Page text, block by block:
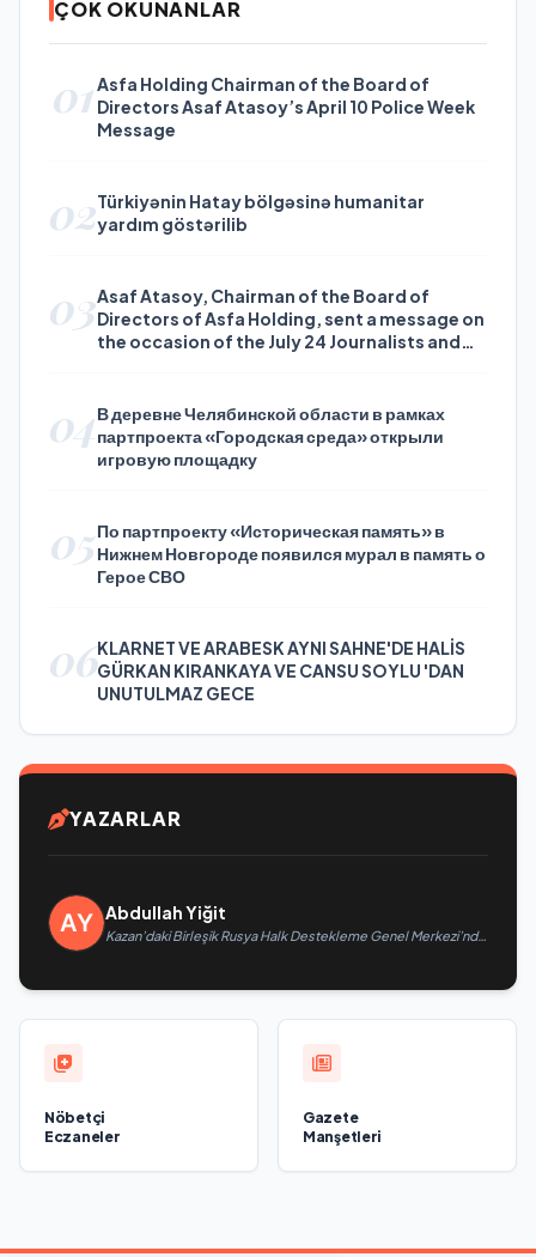
ÇOK OKUNANLAR
01Asfa Holding Chairman of the Board of
Directors Asaf Atasoy’s April 10 Police Week
Message
02Türkiyənin Hatay bölgəsinə humanitar
yardım göstərilib
03Asaf Atasoy, Chairman of the Board of
Directors of Asfa Holding, sent a message on
the occasion of the July 24 Journalists and
04В деревне Челябинской области в рамках
партпроекта «Городская среда» открыли
игровую площадку
05По партпроекту «Историческая память» в
Нижнем Новгороде появился мурал в память о
Герое СВО
06KLARNET VE ARABESK AYNI SAHNE'DE HALİS
GÜRKAN KIRANKAYA VE CANSU SOYLU 'DAN
UNUTULMAZ GECE
YAZARLAR
Abdullah Yiğit
Kazan’daki Birleşik Rusya Halk Destekleme Genel Merkezi’nde
Nöbetçi
Eczaneler
Gazete
Manşetleri